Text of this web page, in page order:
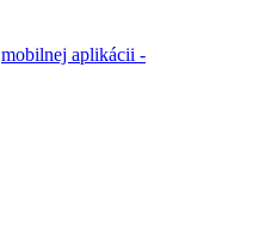
mobilnej aplikácii -